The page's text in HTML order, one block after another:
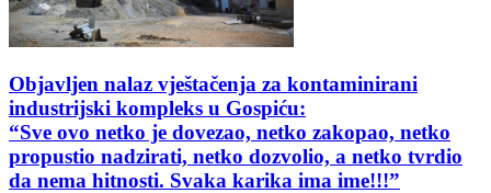
Objavljen nalaz vještačenja za kontaminirani
industrijski kompleks u Gospiću:
“Sve ovo netko je dovezao, netko zakopao, netko
propustio nadzirati, netko dozvolio, a netko tvrdio
da nema hitnosti. Svaka karika ima ime!!!”